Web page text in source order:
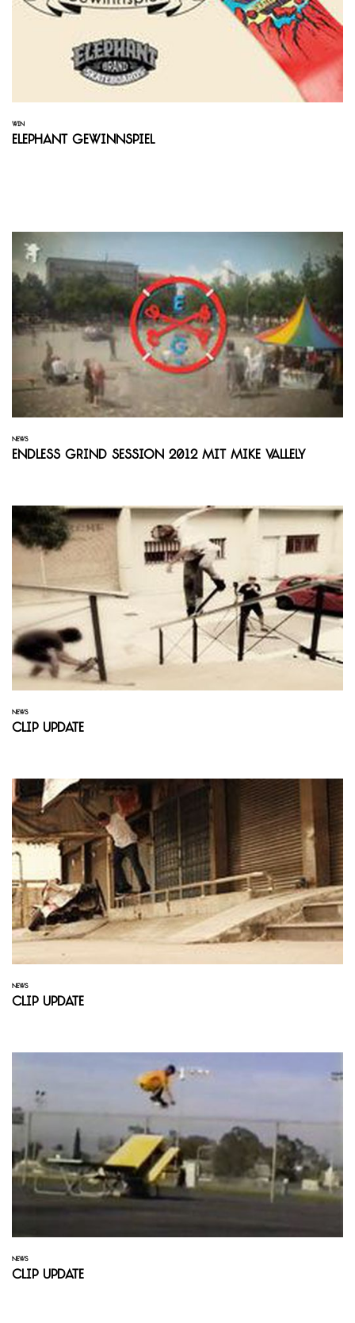
WIN
Elephant Gewinnspiel
NEWS
Endless Grind Session 2012 mit Mike Vallely
NEWS
Clip Update
NEWS
Clip Update
NEWS
Clip Update